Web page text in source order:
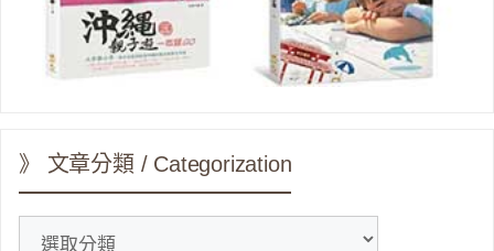
》 文章分類 / Categorization